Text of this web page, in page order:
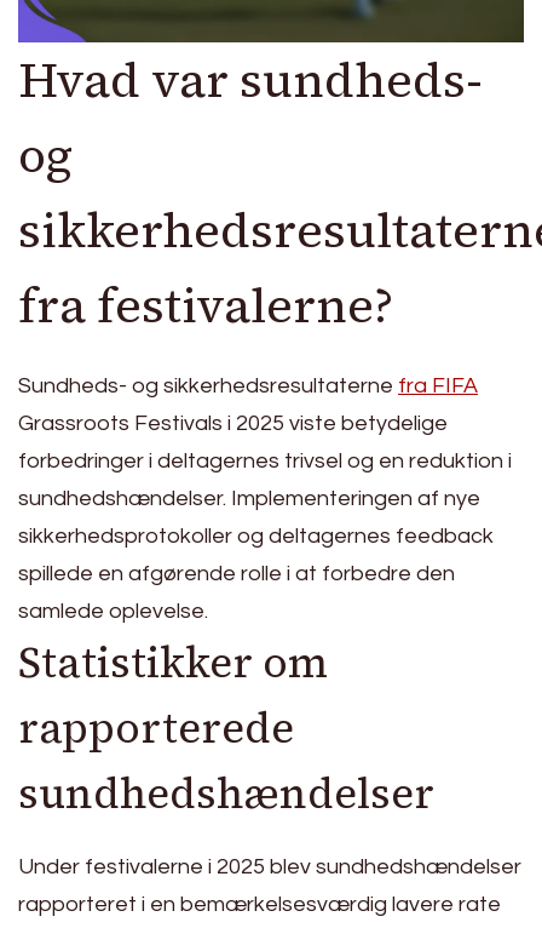
Hvad var sundheds-
og
fra festivalerne?
Sundheds- og sikkerhedsresultaterne fra FIFA
Grassroots Festivals i 2025 viste betydelige
forbedringer i deltagernes trivsel og en reduktion i
sundhedshændelser. Implementeringen af nye
sikkerhedsprotokoller og deltagernes feedback
spillede en afgørende rolle i at forbedre den
samlede oplevelse.
Statistikker om
rapporterede
sundhedshændelser
Under festivalerne i 2025 blev sundhedshændelser
rapporteret i en bemærkelsesværdig lavere rate